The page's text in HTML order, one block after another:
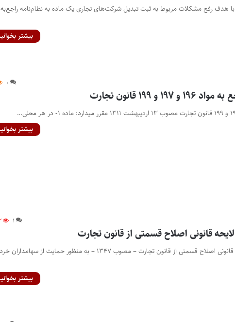
هدف رفع مشکلات مربوط به ثبت تبدیل شرکت‌های تجاری یک ماده به نظام‌نامه راجع‌به
بیشتر
۰
و ۱۹۹ قانون تجارت
بیشتر
۱
قانونی اصلاح قسمتی از قانون تجارت
لایحه اصلاح لایحه قانونی اصلاح قسمتی از قانون تجارت – مصوب ۱۳۴۷ – به منظور حمایت از سهامداران خرد
بیشتر